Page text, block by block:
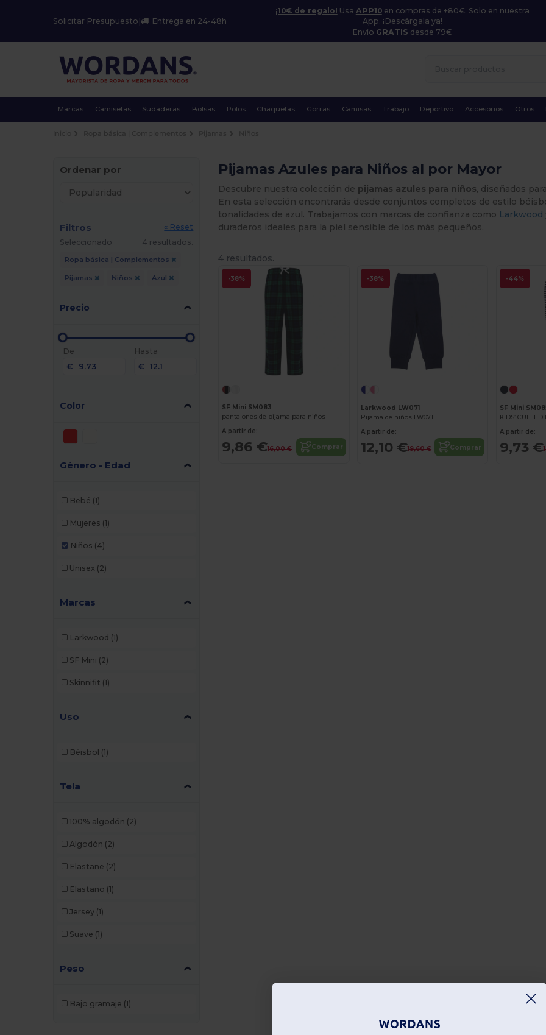
Solicitar Presupuesto Entrega en 24-48h
¡10€ de regalo! Usa APP10en compras de +80€. Solo en nuestra
App. ¡Descárgala ya!
Envío GRATIS desde 79€
Marcas Camisetas Sudaderas Bolsas Polos Chaquetas Gorras Camisas Trabajo Deportivo Accesorios Otros
Ordenar por
Filtros
« Reset
Seleccionado
4 resultados.
Ropa básica | Complementos
Pijamas Niños Azul
Precio
De
€
Hasta
€
Color
Género - Edad
Bebé (1)
Mujeres (1)
Niños (4)
Unisex (2)
Marcas
Larkwood (1)
SF Mini (2)
Skinnifit (1)
Uso
Béisbol (1)
Tela
100% algodón (2)
Algodón (2)
Elastane (2)
Elastano (1)
Jersey (1)
Suave (1)
Peso
Bajo gramaje (1)
Pijamas Azules para Niños al por Mayor
Descubre nuestra colección de pijamas azules para niños, diseñados
En esta selección encontrarás desde conjuntos completos de estilo
tonalidades de azul. Trabajamos con marcas de confianza como Larkwood
duraderos ideales para la piel sensible de los más pequeños.
4 resultados.
-38%
SF Mini SM083
pantalones de pijama para niños
A partir de:
9,86 €16,00 € Comprar
-38%
Larkwood LW071
Pijama de niños LW071
A partir de:
12,10 €19,60 € Comprar
-44%
SF Mini
KIDS’
A partir de:
9,73 €